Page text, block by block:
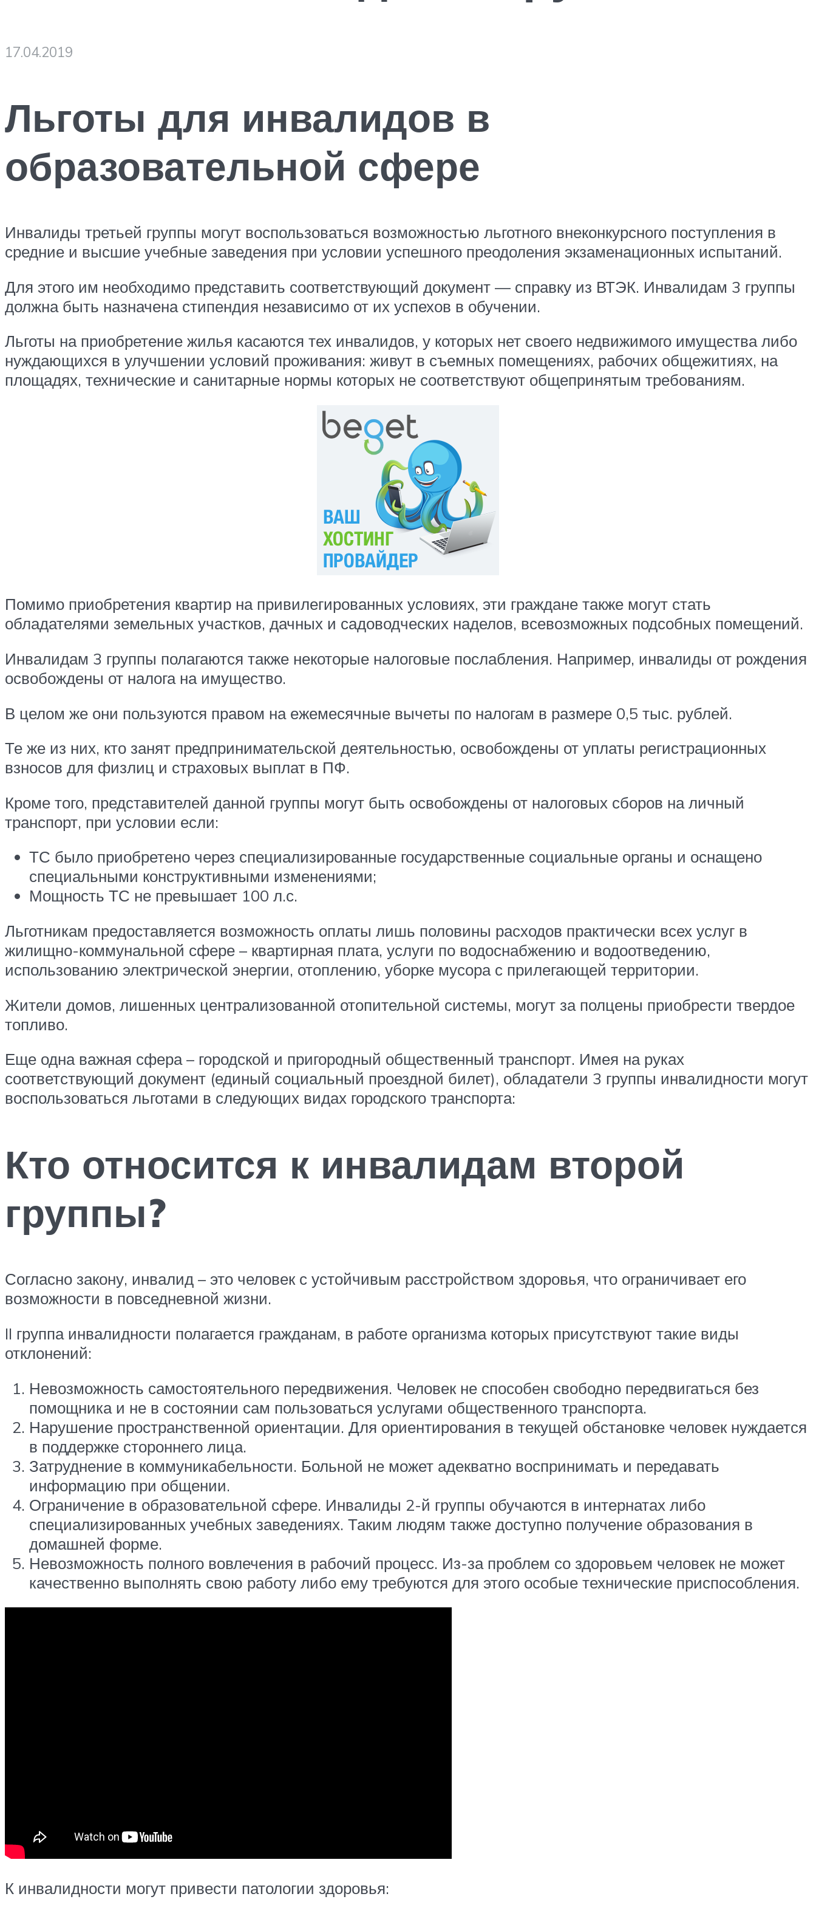
17.04.2019
Льготы для инвалидов в
образовательной сфере
Инвалиды третьей группы могут воспользоваться возможностью льготного внеконкурсного поступления в
средние и высшие учебные заведения при условии успешного преодоления экзаменационных испытаний.
Для этого им необходимо представить соответствующий документ — справку из ВТЭК. Инвалидам 3 группы
должна быть назначена стипендия независимо от их успехов в обучении.
Льготы на приобретение жилья касаются тех инвалидов, у которых нет своего недвижимого имущества либо
нуждающихся в улучшении условий проживания: живут в съемных помещениях, рабочих общежитиях, на
площадях, технические и санитарные нормы которых не соответствуют общепринятым требованиям.
Помимо приобретения квартир на привилегированных условиях, эти граждане также могут стать
обладателями земельных участков, дачных и садоводческих наделов, всевозможных подсобных помещений.
Инвалидам 3 группы полагаются также некоторые налоговые послабления. Например, инвалиды от рождения
освобождены от налога на имущество.
В целом же они пользуются правом на ежемесячные вычеты по налогам в размере 0,5 тыс. рублей.
Те же из них, кто занят предпринимательской деятельностью, освобождены от уплаты регистрационных
взносов для физлиц и страховых выплат в ПФ.
Кроме того, представителей данной группы могут быть освобождены от налоговых сборов на личный
транспорт, при условии если:
ТС было приобретено через специализированные государственные социальные органы и оснащено
специальными конструктивными изменениями;
Мощность ТС не превышает 100 л.с.
Льготникам предоставляется возможность оплаты лишь половины расходов практически всех услуг в
жилищно-коммунальной сфере – квартирная плата, услуги по водоснабжению и водоотведению,
использованию электрической энергии, отоплению, уборке мусора с прилегающей территории.
Жители домов, лишенных централизованной отопительной системы, могут за полцены приобрести твердое
топливо.
Еще одна важная сфера – городской и пригородный общественный транспорт. Имея на руках
соответствующий документ (единый социальный проездной билет), обладатели 3 группы инвалидности могут
воспользоваться льготами в следующих видах городского транспорта:
Кто относится к инвалидам второй
группы?
Согласно закону, инвалид – это человек с устойчивым расстройством здоровья, что ограничивает его
возможности в повседневной жизни.
II группа инвалидности полагается гражданам, в работе организма которых присутствуют такие виды
отклонений:
Невозможность самостоятельного передвижения. Человек не способен свободно передвигаться без
помощника и не в состоянии сам пользоваться услугами общественного транспорта.
Нарушение пространственной ориентации. Для ориентирования в текущей обстановке человек нуждается
в поддержке стороннего лица.
Затруднение в коммуникабельности. Больной не может адекватно воспринимать и передавать
информацию при общении.
Ограничение в образовательной сфере. Инвалиды 2-й группы обучаются в интернатах либо
специализированных учебных заведениях. Таким людям также доступно получение образования в
домашней форме.
Невозможность полного вовлечения в рабочий процесс. Из-за проблем со здоровьем человек не может
качественно выполнять свою работу либо ему требуются для этого особые технические приспособления.
К инвалидности могут привести патологии здоровья: